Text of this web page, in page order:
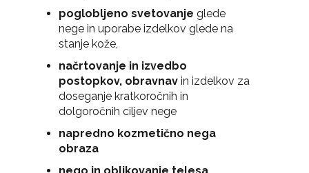
poglobljeno svetovanje glede
nege in uporabe izdelkov glede na
stanje kože,
načrtovanje in izvedbo
postopkov, obravnav in izdelkov za
doseganje kratkoročnih in
dolgoročnih ciljev nege
napredno kozmetično nega
obraza